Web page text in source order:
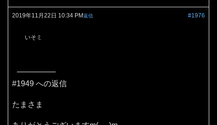
2019年11月22日 10:34 PM #1976
返信
いそミ
#1949 への返信
たまさま